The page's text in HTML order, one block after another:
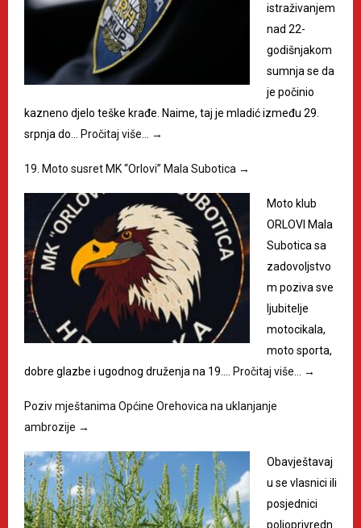
istraživanjem
nad 22-
godišnjakom
sumnja se da
je počinio
kazneno djelo teške krađe. Naime, taj je mladić između 29.
srpnja do… Pročitaj više… →
19. Moto susret MK “Orlovi” Mala Subotica →
Moto klub
ORLOVI Mala
Subotica sa
zadovoljstvo
m poziva sve
ljubitelje
motocikala,
moto sporta,
dobre glazbe i ugodnog druženja na 19.… Pročitaj više… →
Poziv mještanima Općine Orehovica na uklanjanje
ambrozije →
Obavještavaj
u se vlasnici ili
posjednici
poljoprivredn